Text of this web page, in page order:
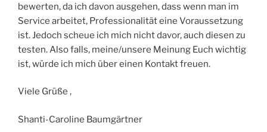
bewerten, da ich davon ausgehen, dass wenn man im
Service arbeitet, Professionalität eine Voraussetzung
ist. Jedoch scheue ich mich nicht davor, auch diesen zu
testen. Also falls, meine/unsere Meinung Euch wichtig
ist, würde ich mich über einen Kontakt freuen.
Viele Grüße ,
Shanti-Caroline Baumgärtner